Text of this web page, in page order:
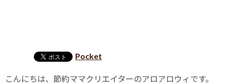
Pocket
こんにちは、節約ママクリエイターのアロアロウィです。